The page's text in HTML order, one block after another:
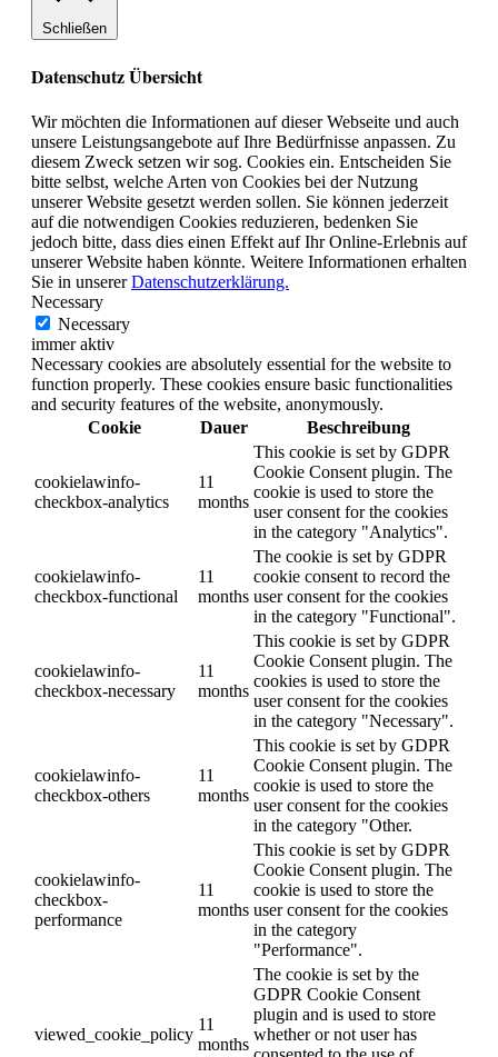
Schließen
Datenschutz Übersicht
Wir möchten die Informationen auf dieser Webseite und auch
unsere Leistungsangebote auf Ihre Bedürfnisse anpassen. Zu
diesem Zweck setzen wir sog. Cookies ein. Entscheiden Sie
bitte selbst, welche Arten von Cookies bei der Nutzung
unserer Website gesetzt werden sollen. Sie können jederzeit
auf die notwendigen Cookies reduzieren, bedenken Sie
jedoch bitte, dass dies einen Effekt auf Ihr Online-Erlebnis auf
unserer Website haben könnte. Weitere Informationen erhalten
Sie in unsererDatenschutzerklärung.
Necessary
Necessary
immer aktiv
Necessary cookies are absolutely essential for the website to
function properly. These cookies ensure basic functionalities
and security features of the website, anonymously.
Cookie
Dauer Beschreibung
cookielawinfo-
checkbox-analytics
11
months
This cookie is set by GDPR
Cookie Consent plugin. The
cookie is used to store the
user consent for the cookies
in the category "Analytics".
cookielawinfo-
checkbox-functional
11
months
The cookie is set by GDPR
cookie consent to record the
user consent for the cookies
in the category "Functional".
cookielawinfo-
checkbox-necessary
11
months
This cookie is set by GDPR
Cookie Consent plugin. The
cookies is used to store the
user consent for the cookies
in the category "Necessary".
cookielawinfo-
checkbox-others
11
months
This cookie is set by GDPR
Cookie Consent plugin. The
cookie is used to store the
user consent for the cookies
in the category "Other.
cookielawinfo-
checkbox-
performance
11
months
This cookie is set by GDPR
Cookie Consent plugin. The
cookie is used to store the
user consent for the cookies
in the category
"Performance".
viewed_cookie_policy
11
months
The cookie is set by the
GDPR Cookie Consent
plugin and is used to store
whether or not user has